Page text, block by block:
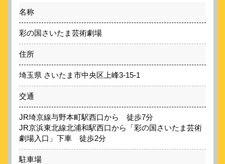
名称
彩の国さいたま芸術劇場
住所
埼玉県 さいたま市中央区上峰3-15-1
交通
JR埼京線与野本町駅西口から 徒歩7分
JR京浜東北線北浦和駅西口から「彩の国さいたま芸術
劇場入口」下車 徒歩2分
駐車場